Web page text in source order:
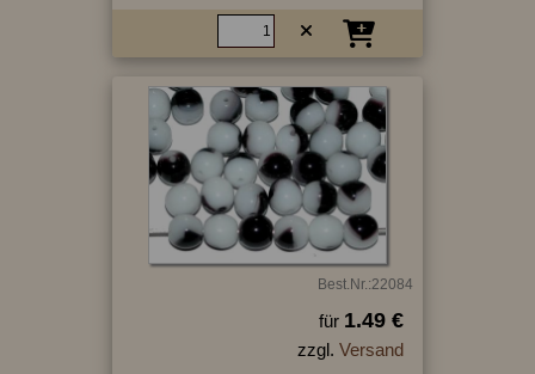
Best.Nr.:22084
für 1.49 €
zzgl. Versand